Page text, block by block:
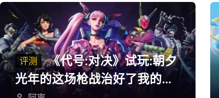
评测
《代号:对决》试玩:朝夕
光年的这场枪战治好了我的低